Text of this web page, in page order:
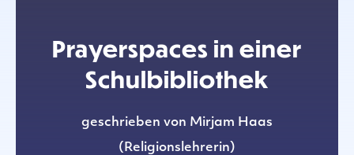
Prayerspaces in einer
Schulbibliothek
geschrieben von Mirjam Haas
(Religionslehrerin)